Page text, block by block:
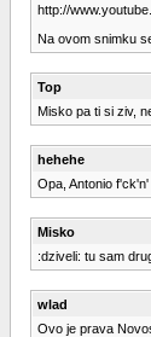
http://
Na ovom snimku
Top
Misko pa ti si ziv,
hehehe
Opa, Antonio
Misko
:dziveli: tu sam
wlad
Ovo je prava